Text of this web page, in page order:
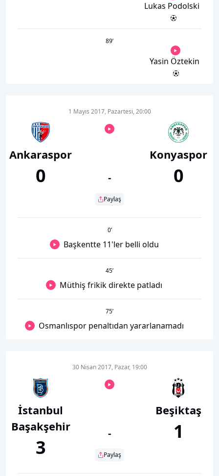
Lukas Podolski
89’
Yasin Öztekin
Ankaraspor
0
1 Mayıs 2017, Pazartesi, 20:00
-
Paylaş
Konyaspor
0
0’
Başkentte 11'ler belli oldu
45’
Müthiş frikik direkte patladı
75’
Osmanlıspor penaltıdan yararlanamadı
İstanbul
Başakşehir
3
30 Nisan 2017, Pazar, 19:00
-
Paylaş
Beşiktaş
1